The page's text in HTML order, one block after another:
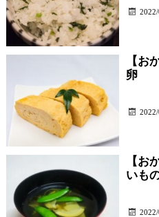
【お
卵
【お
いも